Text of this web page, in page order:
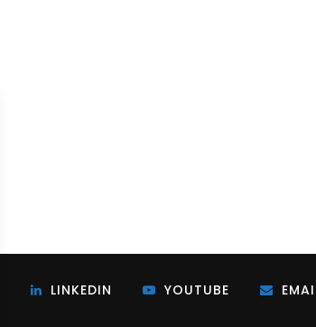
LINKEDIN YOUTUBE